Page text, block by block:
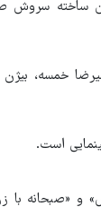
ساخته
خمسه،
است.
«صبحانه با